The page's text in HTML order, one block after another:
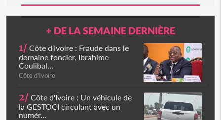
+ DE LA SEMAINE DERNIÈRE
1/ Côte d'Ivoire : Fraude dans le
domaine foncier, Ibrahime
Coulibal...
Côte d'Ivoire
2/ Côte d'Ivoire : Un véhicule de
la GESTOCI circulant avec un
numér...